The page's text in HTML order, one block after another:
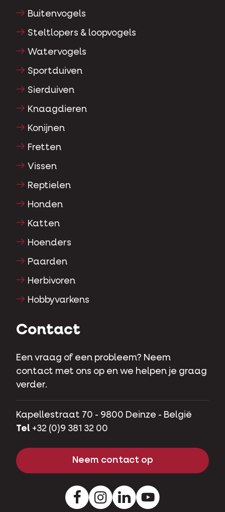
Buitenvogels
Steltlopers & loopvogels
Watervogels
Sportduiven
Sierduiven
Knaagdieren
Konijnen
Fretten
Vissen
Reptielen
Honden
Katten
Hoenders
Paarden
Herbivoren
Hobbyvarkens
Contact
Een vraag of een probleem? Neem
contact met ons op en we helpen je graag
verder.
Kapellestraat 70 - 9800 Deinze - België
Tel +32 (0)9 381 32 00
Neem contact op
FacebookInstagramLinkedInYoutube